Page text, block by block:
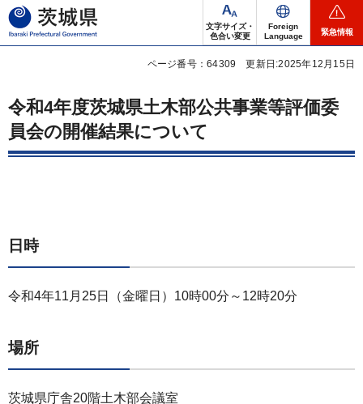
茨城県
文字サイズ・
色合い変更
Foreign
Language
緊急情報
ページ番号：64309 更新日:2025年12月15日
令和4年度茨城県土木部公共事業等評価委
員会の開催結果について
日時
令和4年11月25日（金曜日）10時00分～12時20分
場所
茨城県庁舎20階土木部会議室